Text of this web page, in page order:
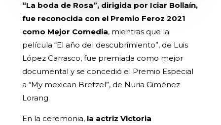
“La boda de Rosa”, dirigida por Iciar Bollaín,
fue reconocida con el Premio Feroz 2021
como Mejor Comedia, mientras que la
película “El año del descubrimiento”, de Luis
López Carrasco, fue premiada como mejor
documental y se concedió el Premio Especial
a “My mexican Bretzel”, de Nuria Giménez
Lorang.
En la ceremonia, la actriz Victoria